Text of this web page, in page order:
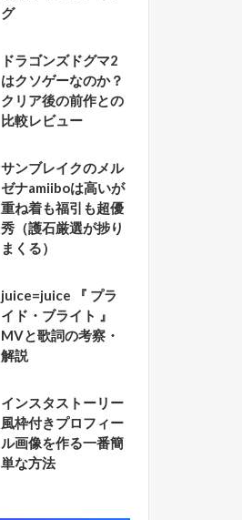
グ
ドラゴンズドグマ2
はクソゲーなのか？
クリア後の前作との
比較レビュー
サンブレイクのメル
ゼナamiiboは高いが
重ね着も福引も超優
秀（護石厳選が捗り
まくる）
juice=juice 『 プラ
イド・ブライト 』
MVと歌詞の考察・
解説
インスタストーリー
風枠付きプロフィー
ル画像を作る一番簡
単な方法